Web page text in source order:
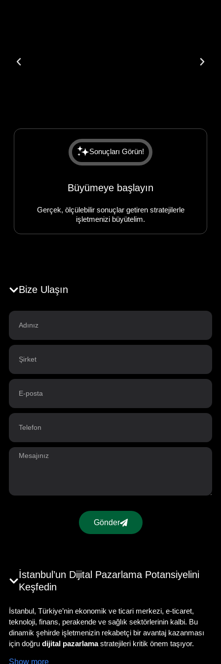
Sonuçları Görün!
Büyümeye başlayın
Gerçek, ölçülebilir sonuçlar getiren stratejilerle
işletmenizi büyütelim.
Bize Ulaşın
Gönder
İstanbul’un Dijital Pazarlama Potansiyelini
Keşfedin
İstanbul, Türkiye’nin ekonomik ve ticari merkezi, e-ticaret,
teknoloji, finans, perakende ve sağlık sektörlerinin kalbi. Bu
dinamik şehirde işletmenizin rekabetçi bir avantaj kazanması
için doğru dijital pazarlamastratejileri kritik önem taşıyor.
Show more